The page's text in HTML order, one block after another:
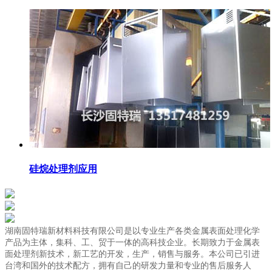
硅烷处理剂应用
湖南固特瑞新材料科技有限公司是以专业生产各类金属表面处理化学
产品为主体，集科、工、贸于一体的高科技企业。长期致力于金属表
面处理剂新技术，新工艺的开发，生产，销售与服务。本公司已引进
台湾和国外的技术配方，拥有自己的研发力量和专业的售后服务人